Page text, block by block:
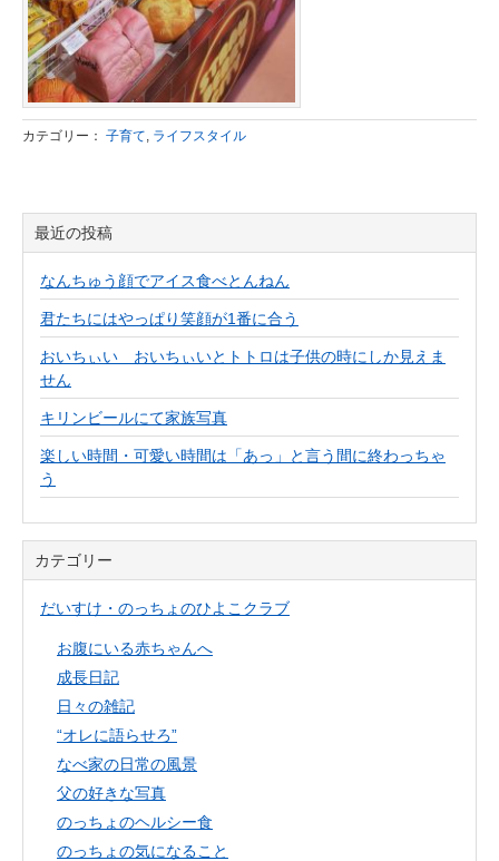
カテゴリー： 子育て ライフスタイル
最近の投稿
なんちゅう顔でアイス食べとんねん
君たちにはやっぱり笑顔が1番に合う
おいちぃい おいちぃいとトトロは子供の時にしか見えま
せん
キリンビールにて家族写真
楽しい時間・可愛い時間は「あっ」と言う間に終わっちゃ
う
カテゴリー
だいすけ・のっちょのひよこクラブ
お腹にいる赤ちゃんへ
成長日記
日々の雑記
“オレに語らせろ”
なべ家の日常の風景
父の好きな写真
のっちょのヘルシー食
のっちょの気になること